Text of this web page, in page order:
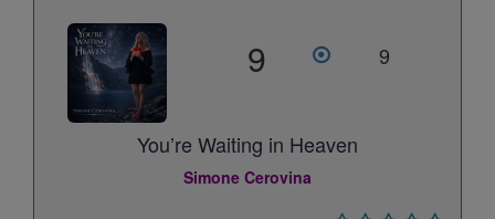
9 9
You’re Waiting in Heaven
Simone Cerovina